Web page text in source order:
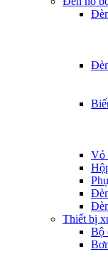
Vỏ
Thiết bị
Bộ